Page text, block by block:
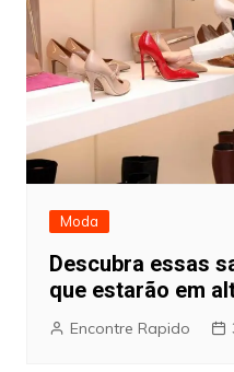
Moda
Descubra essas
que estarão em
Encontre Rapido